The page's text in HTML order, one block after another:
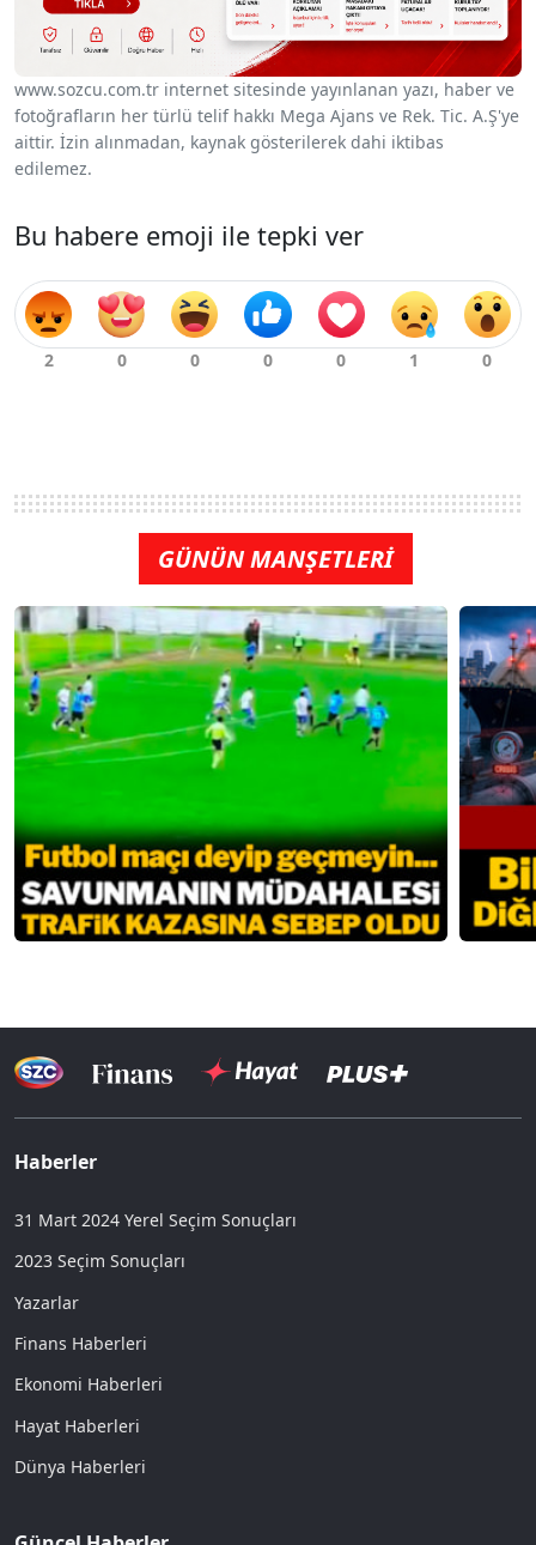
www.sozcu.com.tr internet sitesinde yayınlanan yazı, haber ve
fotoğrafların her türlü telif hakkı Mega Ajans ve Rek. Tic. A.Ş'ye
aittir. İzin alınmadan, kaynak gösterilerek dahi iktibas
edilemez.
Bu habere emoji ile tepki ver
GÜNÜN MANŞETLERİ
Haberler
31 Mart 2024 Yerel Seçim Sonuçları
2023 Seçim Sonuçları
Yazarlar
Finans Haberleri
Ekonomi Haberleri
Hayat Haberleri
Dünya Haberleri